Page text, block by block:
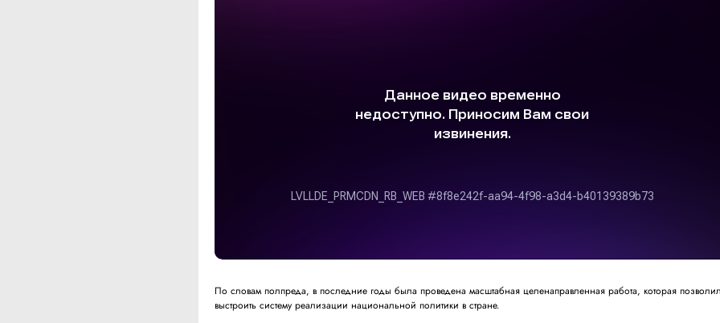
По словам полпреда, в последние годы была проведена масштабная целенаправленная работа, которая
выстроить систему реализации национальной политики в стране.